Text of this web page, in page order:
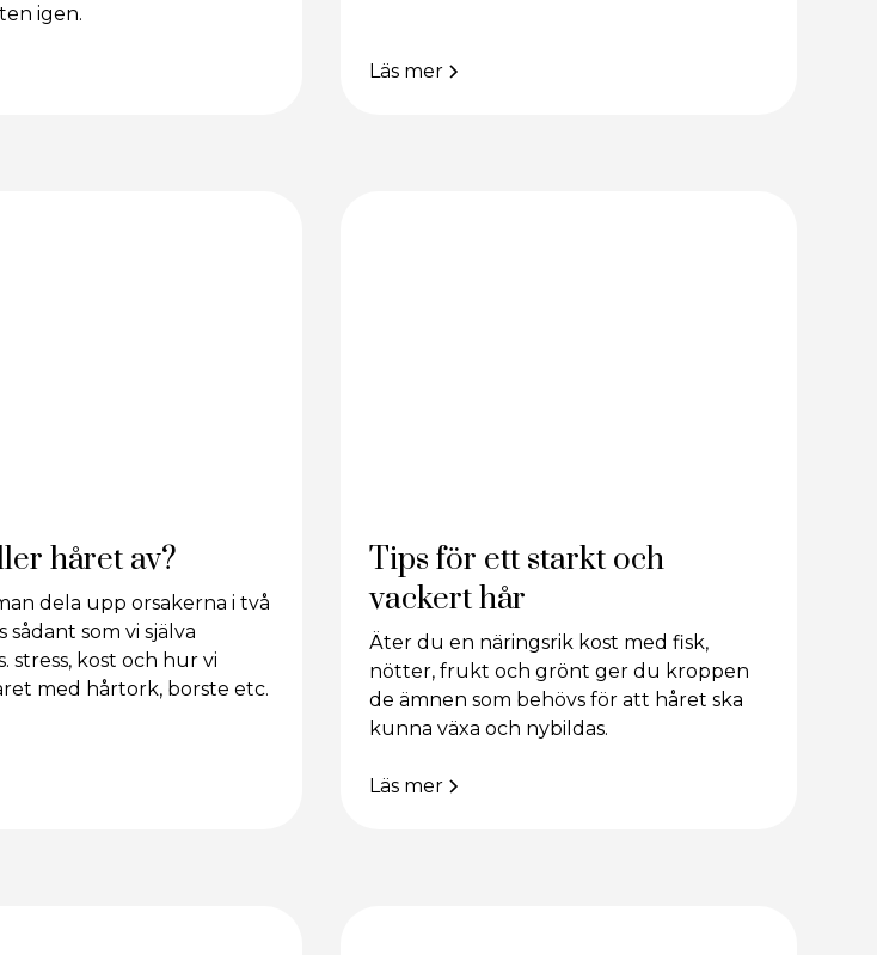
igen.
Läs mer
håret av?
dela upp orsakerna i två
som vi själva
stress, kost och hur vi
med hårtork, borste etc.
Tips för ett starkt och
vackert hår
Äter du en näringsrik kost med fisk,
nötter, frukt och grönt ger du kroppen
de ämnen som behövs för att håret ska
kunna växa och nybildas.
Läs mer